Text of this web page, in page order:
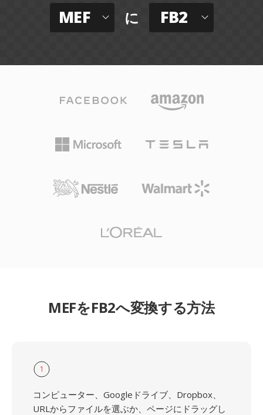
MEF に FB2
MEFをFB2へ変換する方法
1
コンピューター、Googleドライブ、Dropbox、
URLからファイルを選ぶか、ページにドラッグし